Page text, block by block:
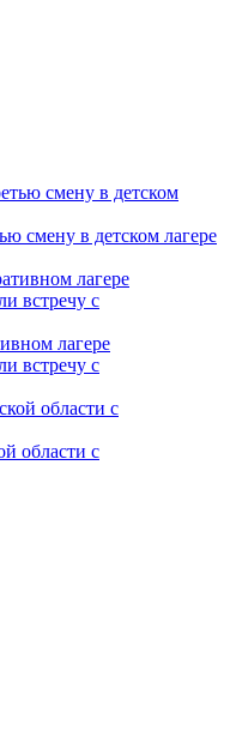
смену в детском лагере
лагере
встречу с
области с